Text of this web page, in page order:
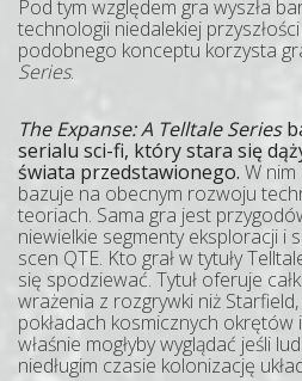
Pod tym względem gra wyszła
technologii niedalekiej
podobnego konceptu korzysta
Series.
The Expanse: A Telltale Series
serialu sci-fi, który stara się
świata przedstawionego. W
bazuje na obecnym rozwoju
teoriach. Sama gra jest
niewielkie segmenty eksploracji i
scen QTE. Kto grał w tytuły
się spodziewać. Tytuł oferuje
wrażenia z rozgrywki niż
pokładach kosmicznych okrętów
właśnie mogłyby wyglądać jeśli
niedługim czasie kolonizację